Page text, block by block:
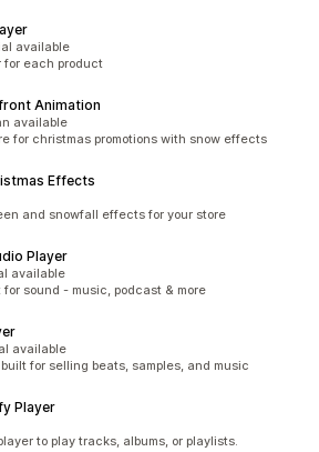
available
for each product
Animation
available
for christmas promotions with snow effects
Effects
and snowfall effects for your store
Player
available
sound - music, podcast & more
available
for selling beats, samples, and music
Player
to play tracks, albums, or playlists.